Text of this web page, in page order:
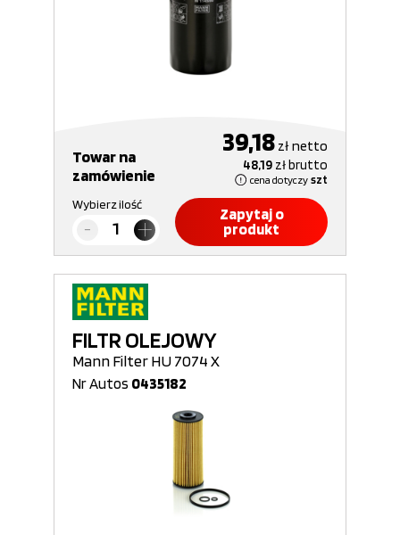
Towar na
zamówienie
39,18 złnetto
48,19 złbrutto
cena dotyczy szt
Wybierz ilość
Zapytaj o
produkt
FILTR OLEJOWY
Mann Filter HU 7074 X
Nr Autos 0435182